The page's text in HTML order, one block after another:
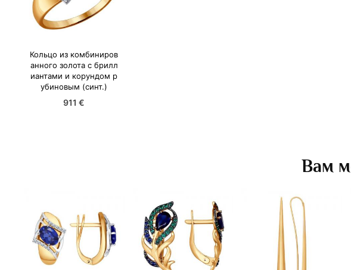
Кольцо из комбиниров
анного золота с брилл
иантами и корундом р
убиновым (синт.)
911 €
Вам